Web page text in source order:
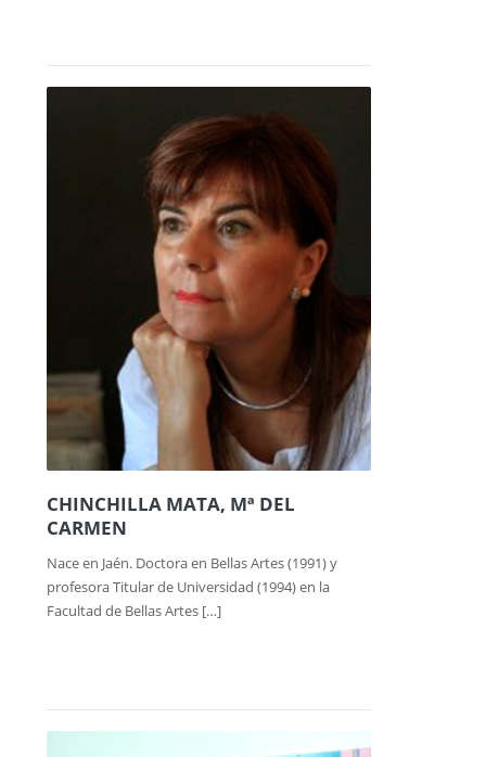
CHINCHILLA MATA, Mª DEL
CARMEN
Nace en Jaén. Doctora en Bellas Artes (1991) y
profesora Titular de Universidad (1994) en la
Facultad de Bellas Artes […]